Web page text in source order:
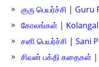
குரு பெயர்ச்சி | Guru
கோலங்கள் | Kolangal
சனி பெயர்ச்சி | Sani
சிவன் பக்தி கதைகள் |